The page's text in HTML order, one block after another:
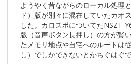
ようやく昔ながらのローカル処理
ド）版が別々に混在していたカオ
した。カロスポについてたNSZT-
版（音声ボタン長押し）の方が賢
たメモリ地点や自宅へのルートは
し）でしかできないとかちぐはぐで